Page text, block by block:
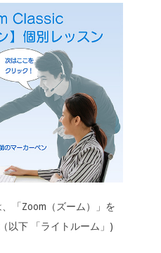
「Zoom（ズーム）」を
以下 「ライトルーム」)